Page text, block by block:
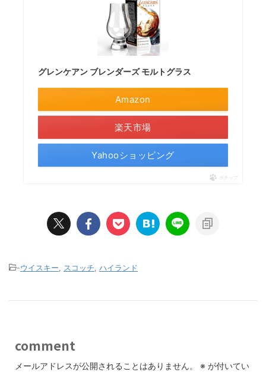
グレンケアン ブレンダーズ モルトグラス
Amazon
楽天市場
Yahooショッピング
ポチップ
-ウイスキー, スコッチ, ハイランド
comment
メールアドレスが公開されることはありません。 ※ が付いてい